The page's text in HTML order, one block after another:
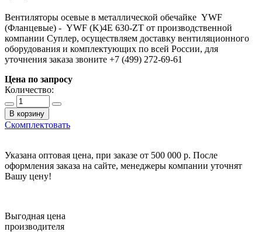
Вентиляторы осевые в металлической обечайке YWF
(Фланцевые) - YWF (K)4E 630-ZT от производственной
компании Суплер, осуществляем доставку вентиляционного
оборудования и комплектующих по всей России, для
уточнения заказа звоните +7 (499) 272-69-61
Цена по запросу
Количество:
В корзину
Скомплектовать
Указана оптовая цена, при заказе от 500 000 р. После
оформления заказа на сайте, менеджеры компании уточнят
Вашу цену!
Выгодная цена
производителя